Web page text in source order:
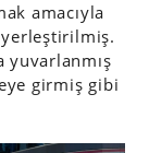
amacıyla
yerleştirilmiş.
yuvarlanmış
girmiş gibi